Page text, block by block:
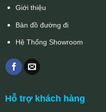
Giới thiệu
Bản đồ đường đi
Hệ Thống Showroom
Hỗ trợ khách hàng